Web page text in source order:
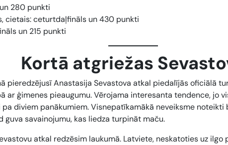
280 punkti
cietais: ceturtdaļfināls un 430 punkti
un 215 punkti
Kortā atgriežas
pieredzējusī Anastasija Sevastova atkal piedalījās oficiālā
ar ģimenes pieaugumu. Vērojama interesanta tendence, jo
diviem panākumiem. Visnepatīkamākā neveiksme noteikti
guva savainojumu, kas liedza turpināt maču.
atkal redzēsim laukumā. Latviete, neskatoties uz ilgo